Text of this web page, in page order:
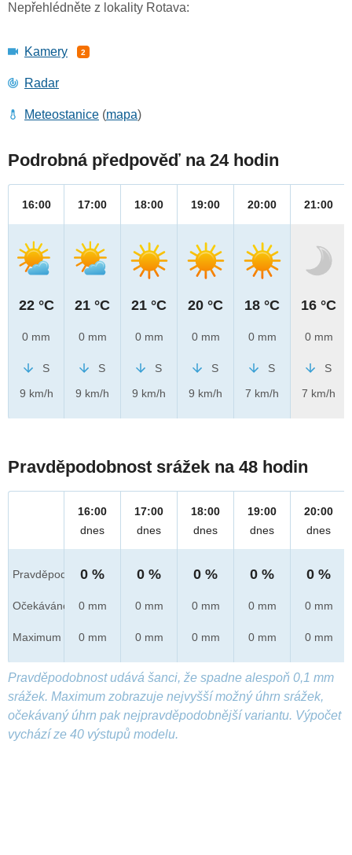
Nepřehlédněte z lokality Rotava:
Kamery 2
Radar
Meteostanice (mapa)
Podrobná předpověď na 24 hodin
16:00
22 °C
0 mm
S
9 km/h
17:00
21 °C
0 mm
S
9 km/h
18:00
21 °C
0 mm
S
9 km/h
19:00
20 °C
0 mm
S
9 km/h
20:00
18 °C
0 mm
S
7 km/h
21:00
16 °C
0 mm
S
7 km/h
Pravděpodobnost srážek na 48 hodin
Pravděpod.
Očekáváno
Maximum
16:00
dnes
0 %
0 mm
0 mm
17:00
dnes
0 %
0 mm
0 mm
18:00
dnes
0 %
0 mm
0 mm
19:00
dnes
0 %
0 mm
0 mm
20:00
dnes
0 %
0 mm
0 mm
Pravděpodobnost udává šanci, že spadne alespoň 0,1 mm
srážek. Maximum zobrazuje nejvyšší možný úhrn srážek,
očekávaný úhrn pak nejpravděpodobnější variantu. Výpočet
vychází ze 40 výstupů modelu.